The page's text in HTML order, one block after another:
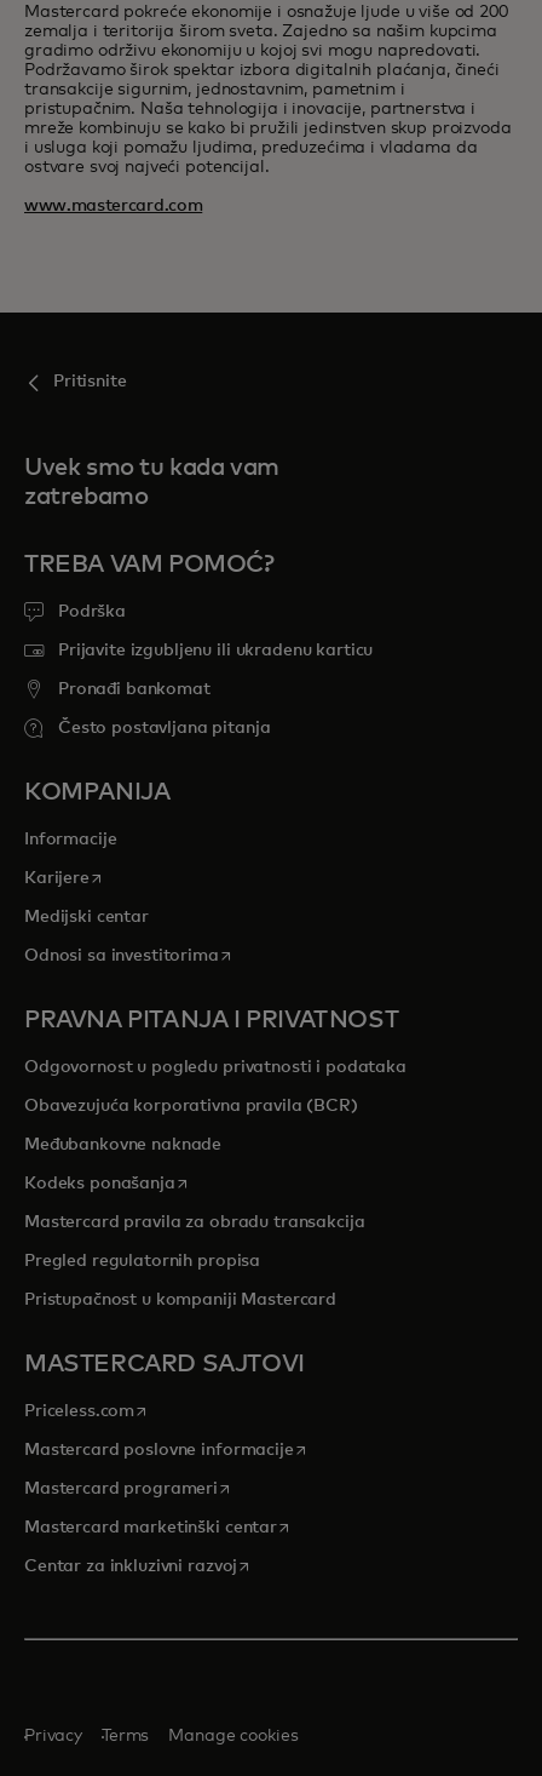
Mastercard pokreće ekonomije i osnažuje ljude u više od 200
zemalja i teritorija širom sveta. Zajedno sa našim kupcima
gradimo održivu ekonomiju u kojoj svi mogu napredovati.
Podržavamo širok spektar izbora digitalnih plaćanja, čineći
transakcije sigurnim, jednostavnim, pametnim i
pristupačnim. Naša tehnologija i inovacije, partnerstva i
mreže kombinuju se kako bi pružili jedinstven skup proizvoda
i usluga koji pomažu ljudima, preduzećima i vladama da
ostvare svoj najveći potencijal.
www.mastercard.com
Pritisnite
Uvek smo tu kada vam
zatrebamo
TREBA VAM POMOĆ?
Podrška
Prijavite izgubljenu ili ukradenu karticu
Pronađi bankomat
Često postavljana pitanja
KOMPANIJA
Informacije
Karijereopens in a new tab
Medijski centar
Odnosi sa investitorimaopens in a new tab
PRAVNA PITANJA I PRIVATNOST
Odgovornost u pogledu privatnosti i podataka
Obavezujuća korporativna pravila (BCR)
Međubankovne naknade
Kodeks ponašanjaopens in a new tab
Mastercard pravila za obradu transakcija
Pregled regulatornih propisa
Pristupačnost u kompaniji Mastercard
MASTERCARD SAJTOVI
Priceless.com opens in a new tab
Mastercard poslovne informacijeopens in a new tab
Mastercard programeri opens in a new tab
Mastercard marketinški centaropens in a new tab
Centar za inkluzivni razvoj opens in a new tab
Privacy Terms Manage cookies